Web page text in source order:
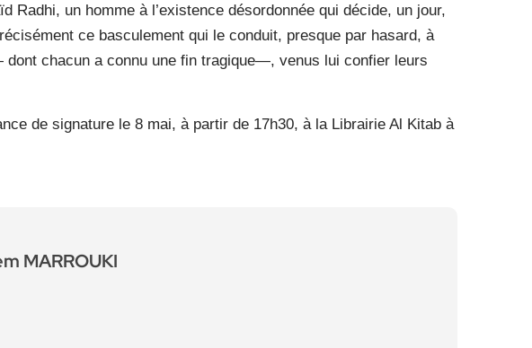
Radhi, un homme à l’existence désordonnée qui décide, un jour,
ce basculement qui le conduit, presque par hasard, à
chacun a connu une fin tragique—, venus lui confier leurs
de signature le 8 mai, à partir de 17h30, à la Librairie Al Kitab à
MARROUKI